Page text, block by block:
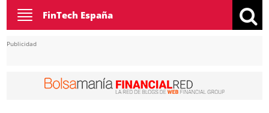
Toggle
navigation
FinTech España
Publicidad